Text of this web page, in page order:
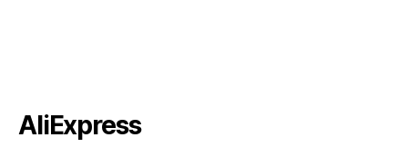
AliExpress